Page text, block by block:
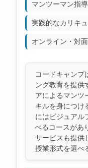
マンツーマン指導
実践的なカリキ
オンライン・対
コードキャンプ
ング教育を提供
アによるマンツ
キルを身につけ
にはビジュアル
べるコースがあ
サービスも提供
授業形式を選べ